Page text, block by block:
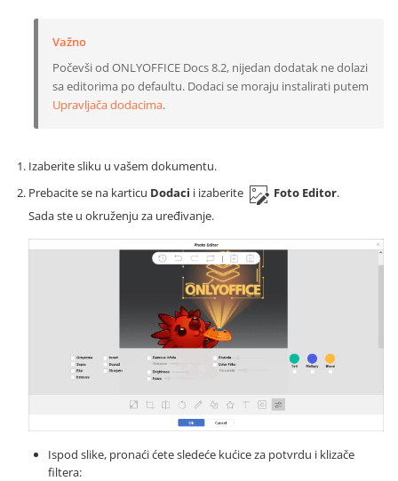
Važno
Počevši od ONLYOFFICE Docs 8.2, nijedan dodatak ne dolazi
sa editorima po defaultu. Dodaci se moraju instalirati putem
Upravljača dodacima.
Izaberite sliku u vašem dokumentu.
Prebacite se na karticu Dodaci i izaberite Foto Editor.
Sada ste u okruženju za uređivanje.
Ispod slike, pronaći ćete sledeće kućice za potvrdu i klizače
filtera: